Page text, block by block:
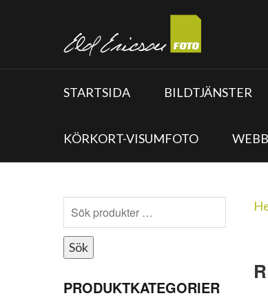
STARTSIDA BILDTJÄNSTER
KÖRKORT-VISUMFOTO
Sök
PRODUKTKATEGORIER